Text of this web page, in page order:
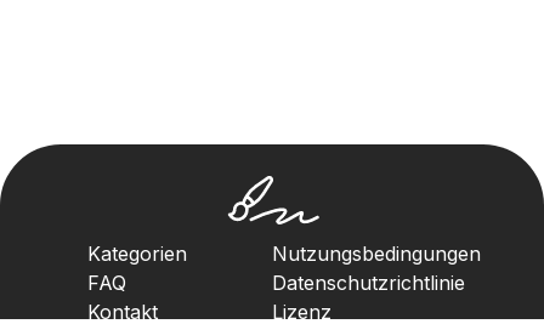
Kategorien
FAQ
Kontakt
Nutzungsbedingungen
Datenschutzrichtlinie
Lizenz